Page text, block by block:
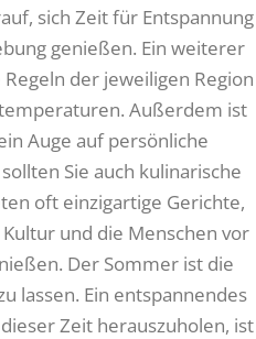
sich Zeit für Entspannung
genießen. Ein weiterer
der jeweiligen Region
Außerdem ist
Auge auf persönliche
Sie auch kulinarische
oft einzigartige Gerichte,
und die Menschen vor
Der Sommer ist die
lassen. Ein entspannendes
Zeit herauszuholen, ist